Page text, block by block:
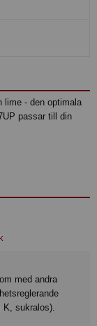
lime - den optimala
passar till din
sukralos).